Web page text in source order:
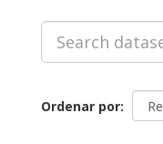
Ordenar por